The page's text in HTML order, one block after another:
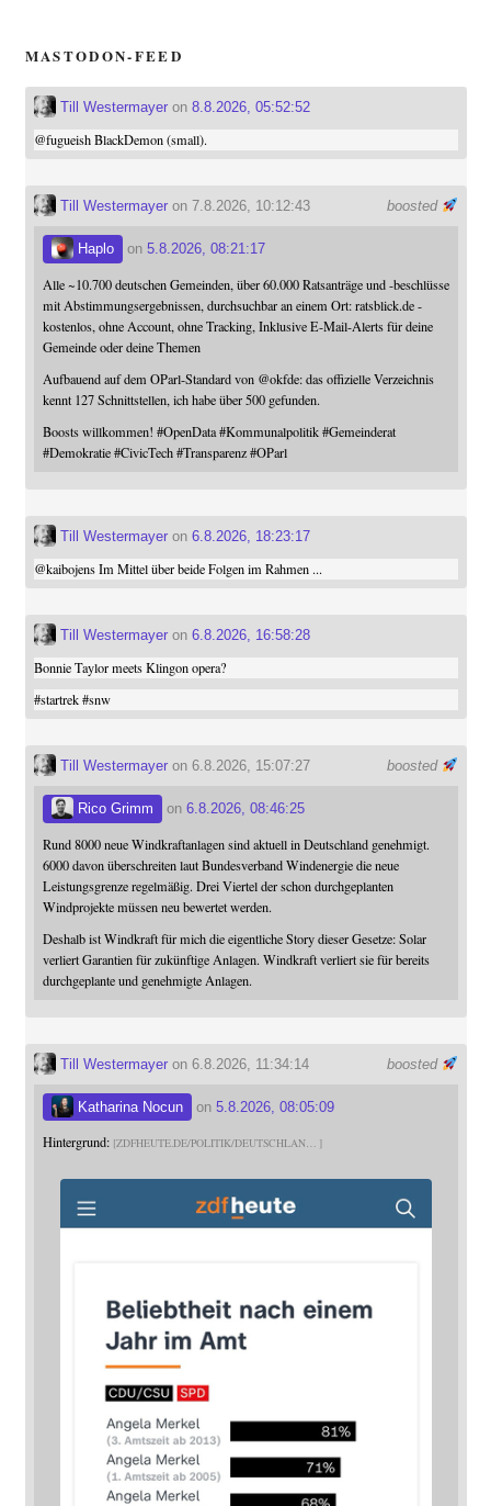
MASTODON-FEED
Till Westermayeron 8.8.2026, 05:52:52
@fugueishBlackDemon (small).
boosted
Till Westermayeron 7.8.2026, 10:12:43
Haplo on 5.8.2026, 08:21:17
Alle ~10.700 deutschen Gemeinden, über 60.000 Ratsanträge und -beschlüsse
mit Abstimmungsergebnissen, durchsuchbar an einem Ort: ratsblick.de -
kostenlos, ohne Account, ohne Tracking, Inklusive E-Mail-Alerts für deine
Gemeinde oder deine Themen
Aufbauend auf dem OParl-Standard von @okfde: das offizielle Verzeichnis
kennt 127 Schnittstellen, ich habe über 500 gefunden.
Boosts willkommen! #OpenData #Kommunalpolitik #Gemeinderat
#Demokratie #CivicTech #Transparenz #OParl
Till Westermayeron 6.8.2026, 18:23:17
@kaibojensIm Mittel über beide Folgen im Rahmen ...
Till Westermayeron 6.8.2026, 16:58:28
Bonnie Taylor meets Klingon opera?
#startrek #snw
boosted
Till Westermayeron 6.8.2026, 15:07:27
Rico Grimm on 6.8.2026, 08:46:25
Rund 8000 neue Windkraftanlagen sind aktuell in Deutschland genehmigt.
6000 davon überschreiten laut Bundesverband Windenergie die neue
Leistungsgrenze regelmäßig. Drei Viertel der schon durchgeplanten
Windprojekte müssen neu bewertet werden.
Deshalb ist Windkraft für mich die eigentliche Story dieser Gesetze: Solar
verliert Garantien für zukünftige Anlagen. Windkraft verliert sie für bereits
durchgeplante und genehmigte Anlagen.
boosted
Till Westermayeron 6.8.2026, 11:34:14
Katharina Nocun on 5.8.2026, 08:05:09
Hintergrund: ZDFHEUTE.DE/POLITIK/DEUTSCHLAN